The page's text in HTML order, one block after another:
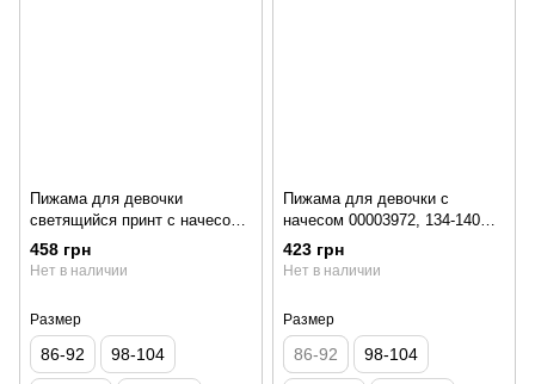
Пижама для девочки
светящийся принт с начесом
00004268, 134-140 см, 8-9 лет
458 грн
Нет в наличии
Размер
86-92 98-104
Пижама для девочки с
начесом 00003972, 134-140
см, 8-9 лет
423 грн
Нет в наличии
Размер
86-92 98-104